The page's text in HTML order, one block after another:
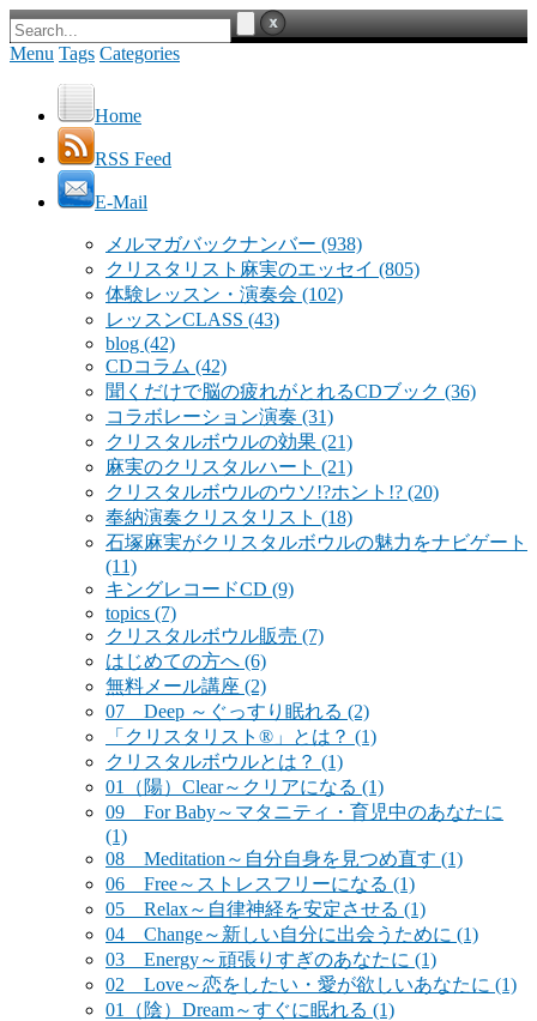
Menu Tags Categories
Home
RSS Feed
E-Mail
メルマガバックナンバー (938)
クリスタリスト麻実のエッセイ (805)
体験レッスン・演奏会 (102)
レッスンCLASS (43)
blog (42)
CDコラム (42)
聞くだけで脳の疲れがとれるCDブック (36)
コラボレーション演奏 (31)
クリスタルボウルの効果 (21)
麻実のクリスタルハート (21)
クリスタルボウルのウソ!?ホント!? (20)
奉納演奏クリスタリスト (18)
石塚麻実がクリスタルボウルの魅力をナビゲート
(11)
キングレコードCD (9)
topics (7)
クリスタルボウル販売 (7)
はじめての方へ (6)
無料メール講座 (2)
07 Deep ～ぐっすり眠れる (2)
「クリスタリスト®」とは？ (1)
クリスタルボウルとは？ (1)
01（陽）Clear～クリアになる (1)
09 For Baby～マタニティ・育児中のあなたに
(1)
08 Meditation～自分自身を見つめ直す (1)
06 Free～ストレスフリーになる (1)
05 Relax～自律神経を安定させる (1)
04 Change～新しい自分に出会うために (1)
03 Energy～頑張りすぎのあなたに (1)
02 Love～恋をしたい・愛が欲しいあなたに (1)
01（陰）Dream～すぐに眠れる (1)